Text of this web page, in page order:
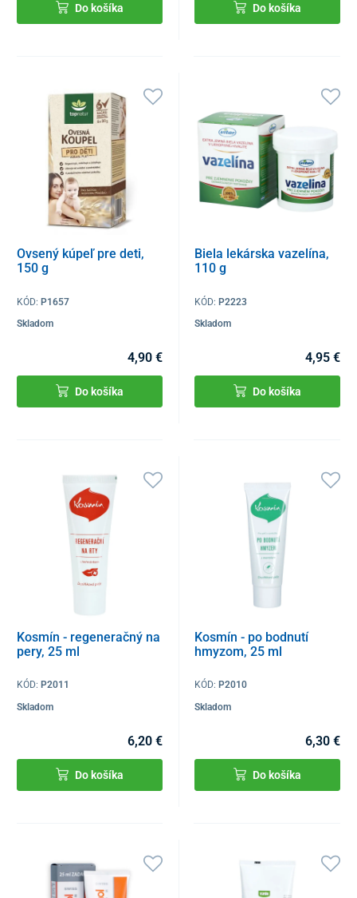
Do košíka Do košíka
Ovsený kúpeľ pre deti,
150 g
KÓD: P1657
Skladom
4,90 €
Do košíka
Biela lekárska vazelína,
110 g
KÓD:P2223
Skladom
4,95 €
Do košíka
Kosmín - regeneračný na
pery, 25 ml
KÓD: P2011
Skladom
6,20 €
Do košíka
Kosmín - po bodnutí
hmyzom, 25 ml
KÓD: P2010
Skladom
6,30 €
Do košíka